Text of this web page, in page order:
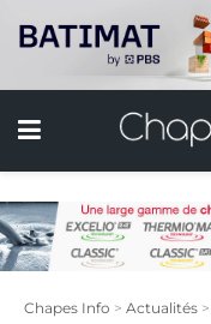
Chapes Info > Actualités >